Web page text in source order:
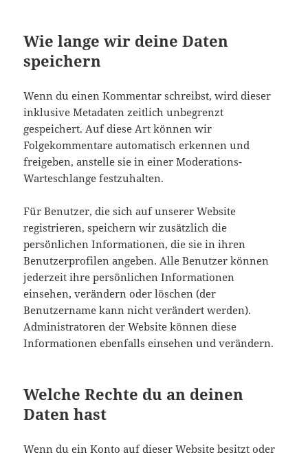
Wie lange wir deine Daten
speichern
Wenn du einen Kommentar schreibst, wird dieser
inklusive Metadaten zeitlich unbegrenzt
gespeichert. Auf diese Art können wir
Folgekommentare automatisch erkennen und
freigeben, anstelle sie in einer Moderations-
Warteschlange festzuhalten.
Für Benutzer, die sich auf unserer Website
registrieren, speichern wir zusätzlich die
persönlichen Informationen, die sie in ihren
Benutzerprofilen angeben. Alle Benutzer können
jederzeit ihre persönlichen Informationen
einsehen, verändern oder löschen (der
Benutzername kann nicht verändert werden).
Administratoren der Website können diese
Informationen ebenfalls einsehen und verändern.
Welche Rechte du an deinen
Daten hast
Wenn du ein Konto auf dieser Website besitzt oder